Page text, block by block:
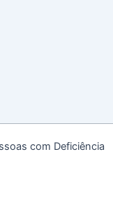
com Deficiência